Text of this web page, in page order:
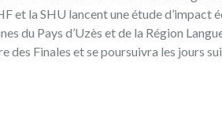
et la SHU lancent une étude d’impact
du Pays d’Uzès et de la Région
des Finales et se poursuivra les jours